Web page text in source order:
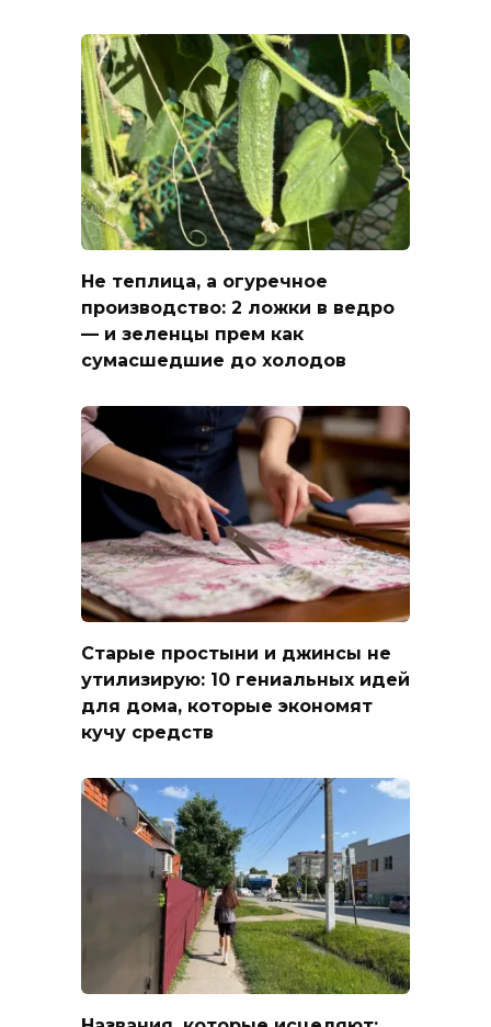
Не теплица, а огуречное
производство: 2 ложки в ведро
— и зеленцы прем как
сумасшедшие до холодов
Старые простыни и джинсы не
утилизирую: 10 гениальных идей
для дома, которые экономят
кучу средств